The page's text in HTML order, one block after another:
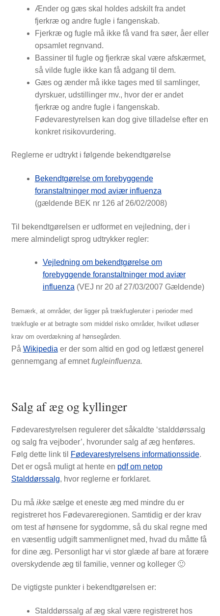
Ænder og gæs skal holdes adskilt fra andet
fjerkræ og andre fugle i fangenskab.
Fjerkræ og fugle må ikke få vand fra søer, åer eller
opsamlet regnvand.
Bassiner til fugle og fjerkræ skal være afskærmet,
så vilde fugle ikke kan få adgang til dem.
Gæs og ænder må ikke tages med til samlinger,
dyrskuer, udstillinger mv., hvor der er andet
fjerkræ og andre fugle i fangenskab.
Fødevarestyrelsen kan dog give tilladelse efter en
konkret risikovurdering.
Reglerne er udtrykt i følgende bekendtgørelse
Bekendtgørelse om forebyggende
foranstaltninger mod aviær influenza
(gældende BEK nr 126 af 26/02/2008)
Til bekendtgørelsen er udformet en vejledning, der i
mere almindeligt sprog udtrykker regler:
Vejledning om bekendtgørelse om
forebyggende foranstaltninger mod aviær
influenza (VEJ nr 20 af 27/03/2007 Gældende)
Bemærk, at områder, der ligger på trækfugleruter i perioder med
trækfugle er at betragte som middel risko områder, hvilket udløser
krav om overdækning af hønsegården.
På Wikipedia er der som altid en god og letlæst generel
gennemgang af emnetfugleinfluenza.
Salg af æg og kyllinger
Fødevarestyrelsen regulerer det såkaldte ‘stalddørssalg
og salg fra vejboder’, hvorunder salg af æg henføres.
Følg dette link til
Fødevarestyrelsens informationsside.
Det er også muligt at hente en pdf om netop
Stalddørssalg, hvor reglerne er forklaret.
Du må ikkesælge et eneste æg med mindre du er
registreret hos Fødevareregionen. Samtidig er der krav
om test af hønsene for sygdomme, så du skal regne med
en væsentlig udgift sammenlignet med, hvad du måtte få
for dine æg. Personligt har vi stor glæde af bare at forære
overskydende æg til familie, venner og kolleger 🙂
De vigtigste punkter i bekendtgørelsen er:
Stalddørssalg af æg skal være registreret hos